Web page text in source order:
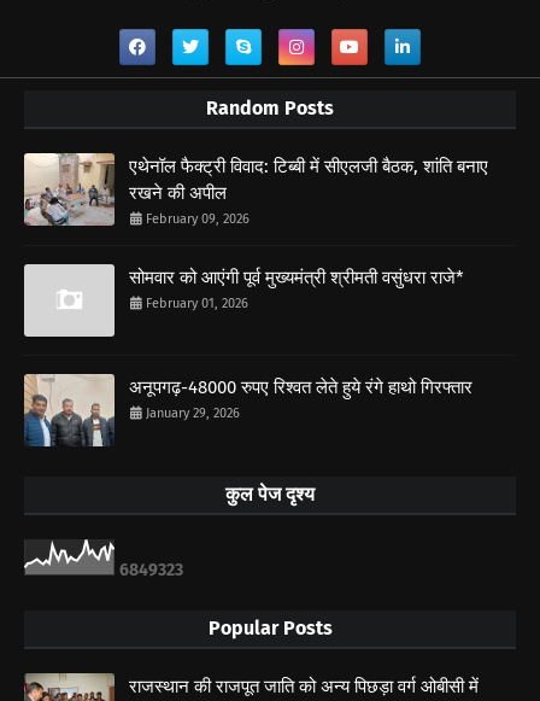
Random Posts
एथेनॉल फैक्ट्री विवाद: टिब्बी में सीएलजी बैठक, शांति बनाए
रखने की अपील
February 09, 2026
सोमवार को आएंगी पूर्व मुख्यमंत्री श्रीमती वसुंधरा राजे*
February 01, 2026
अनूपगढ़-48000 रुपए रिश्वत लेते हुये रंगे हाथो गिरफ्तार
January 29, 2026
कुल पेज दृश्य
6849323
Popular Posts
राजस्थान की राजपूत जाति को अन्य पिछड़ा वर्ग ओबीसी में